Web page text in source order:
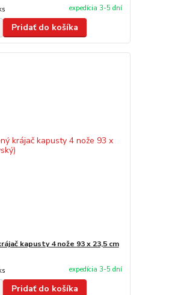
expedícia 3-5 dní
Pridať do košíka
kapusty 4 nože 93 x 23,5 cm
expedícia 3-5 dní
Pridať do košíka